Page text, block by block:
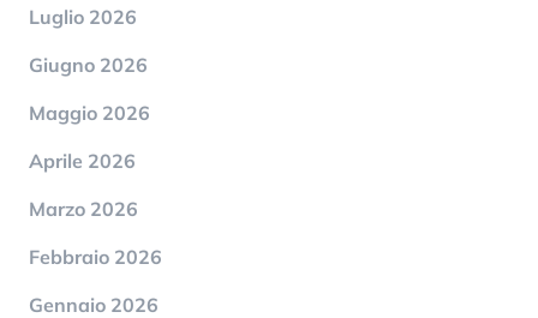
Luglio 2026
Giugno 2026
Maggio 2026
Aprile 2026
Marzo 2026
Febbraio 2026
Gennaio 2026